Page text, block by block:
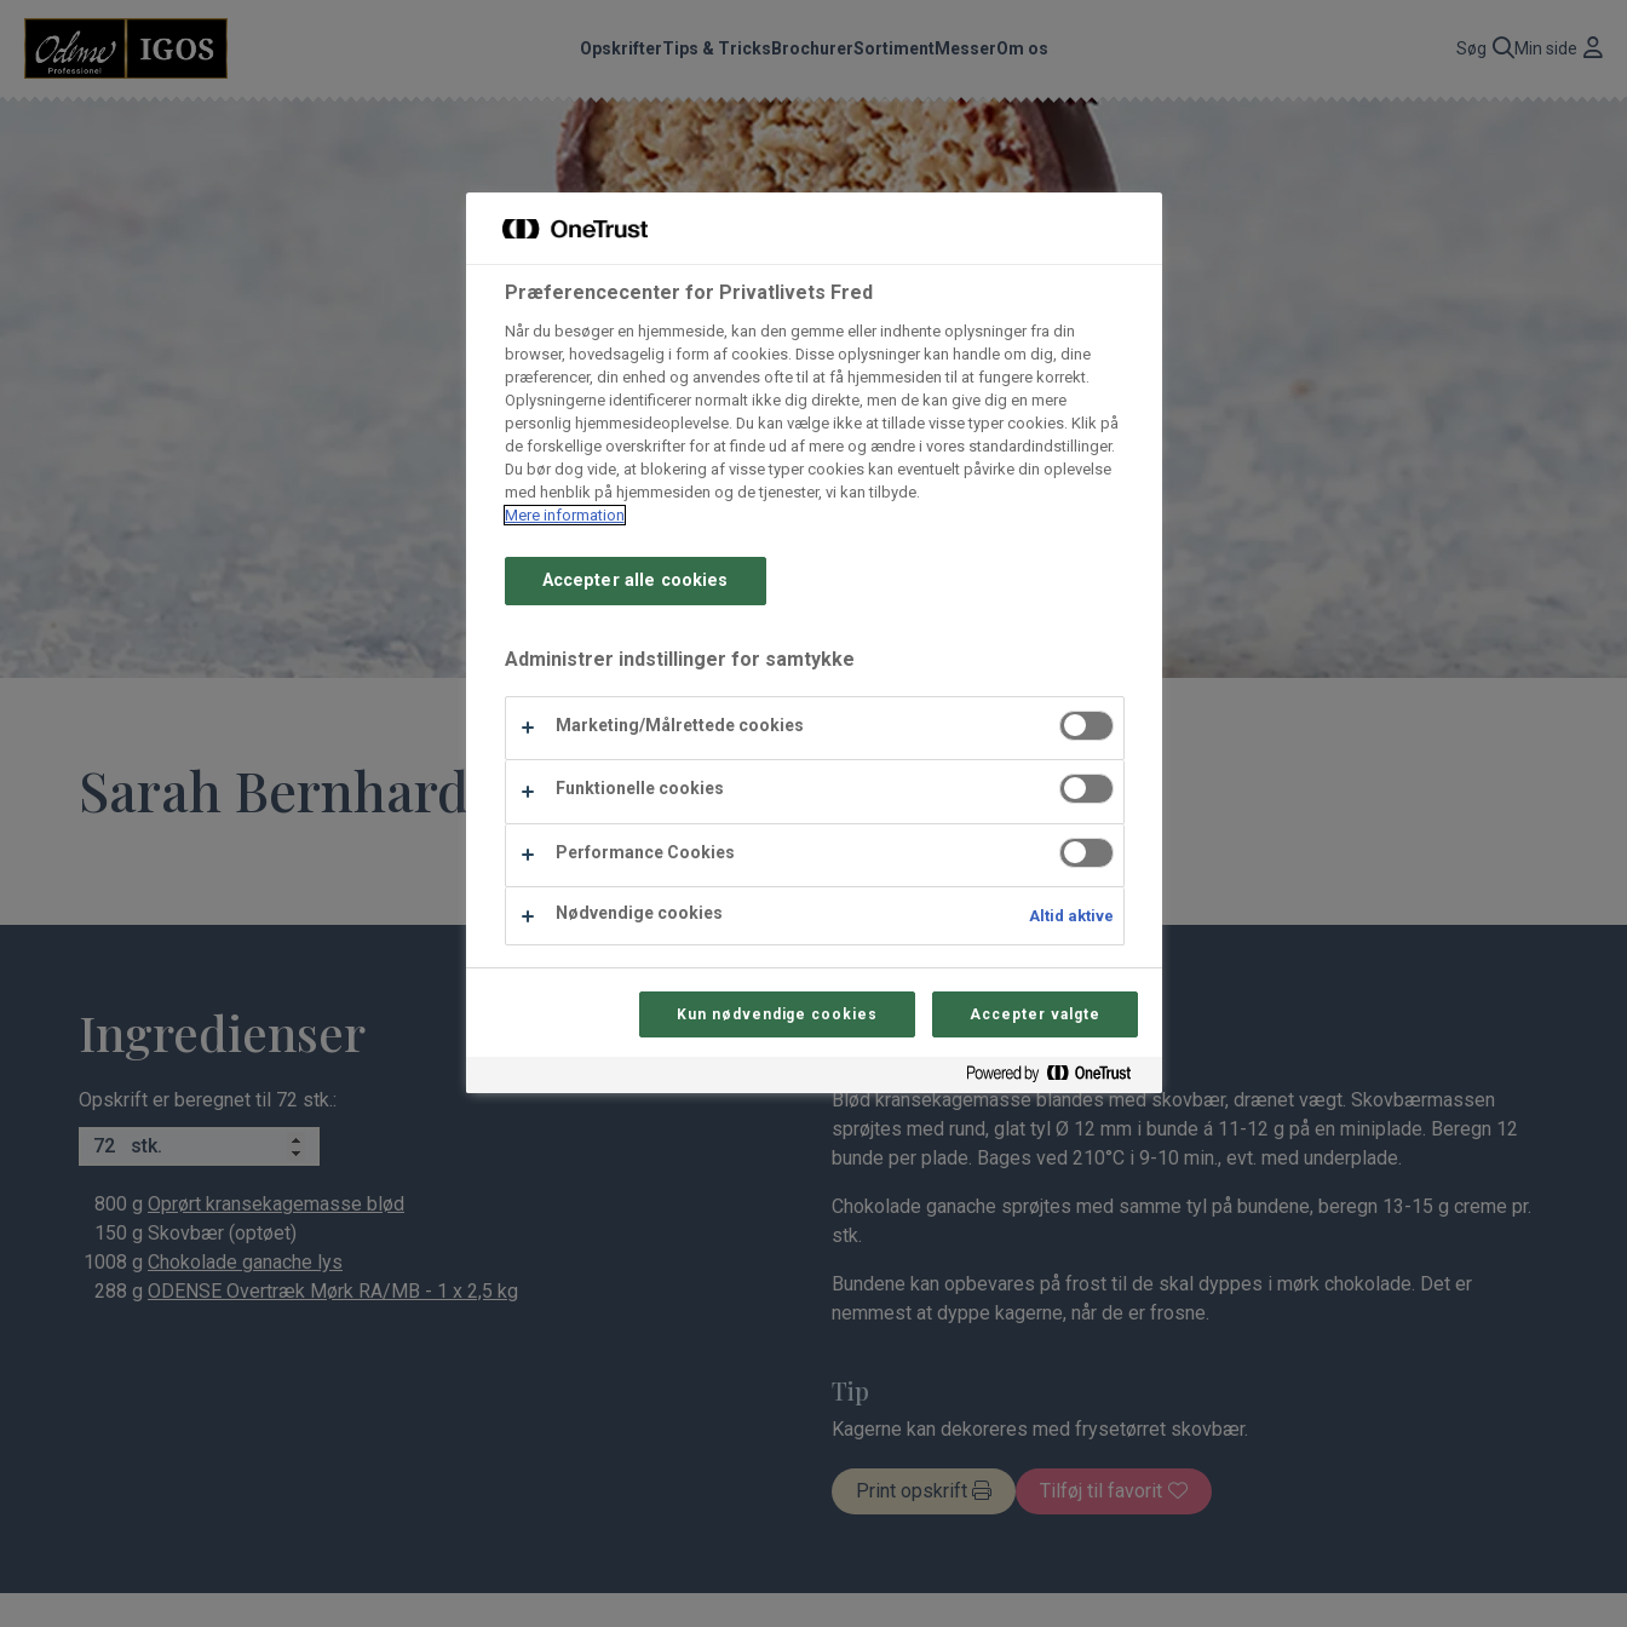
OpskrifterTips & TricksBrochurerSortimentMesserOm os Søg Min side
Sarah Bernhardt med skovbær
Ingredienser
Opskrift er beregnet til 72 stk.:
stk.
800 g Oprørt kransekagemasse blød
150 g Skovbær (optøet)
1008 g Chokolade ganache lys
288 g ODENSE Overtræk Mørk RA/MB - 1 x 2,5 kg
Sådan gør du
Blød kransekagemasse blandes med skovbær, drænet vægt. Skovbærmassen
sprøjtes med rund, glat tyl Ø 12 mm i bunde á 11-12 g på en miniplade. Beregn 12
bunde per plade. Bages ved 210°C i 9-10 min., evt. med underplade.
Chokolade ganache sprøjtes med samme tyl på bundene, beregn 13-15 g creme pr.
stk.
Bundene kan opbevares på frost til de skal dyppes i mørk chokolade. Det er
nemmest at dyppe kagerne, når de er frosne.
Tip
Kagerne kan dekoreres med frysetørret skovbær.
Print opskrift Tilføj til favorit
Søg
Grossister der forhandler vores produkter
Arctic Import
Dagrofa Foodservice
INCO Cash & Carry L. C. Lauritzen A/S Mega House A/S
Vaffelexpressen Vaffelgrossisten
Gem dine favoritter!
Lad ikke en eneste opskrift gå tabt! Opret en profil nu og start din
Bliv medlem af Odense Marcipan's professionelle fællesskab og få
nem adgang til dine gemte opskrifter og produkter - når som helst,
hvor som helst.
Log ind Opret profil
Præferencecenter for Privatlivets Fred
Når du besøger en hjemmeside, kan den gemme eller indhente oplysninger fra din
browser, hovedsagelig i form af cookies. Disse oplysninger kan handle om dig, dine
præferencer, din enhed og anvendes ofte til at få hjemmesiden til at fungere korrekt.
Oplysningerne identificerer normalt ikke dig direkte, men de kan give dig en mere
personlig hjemmesideoplevelse. Du kan vælge ikke at tillade visse typer cookies. Klik på
de forskellige overskrifter for at finde ud af mere og ændre i vores standardindstillinger.
Du bør dog vide, at blokering af visse typer cookies kan eventuelt påvirke din oplevelse
med henblik på hjemmesiden og de tjenester, vi kan tilbyde.
Mere information
Accepter alle cookies
Administrer indstillinger for samtykke
Marketing/Målrettede cookies
Funktionelle cookies
Performance Cookies
Nødvendige cookies Altid aktive
Kun nødvendige cookies Accepter valgte